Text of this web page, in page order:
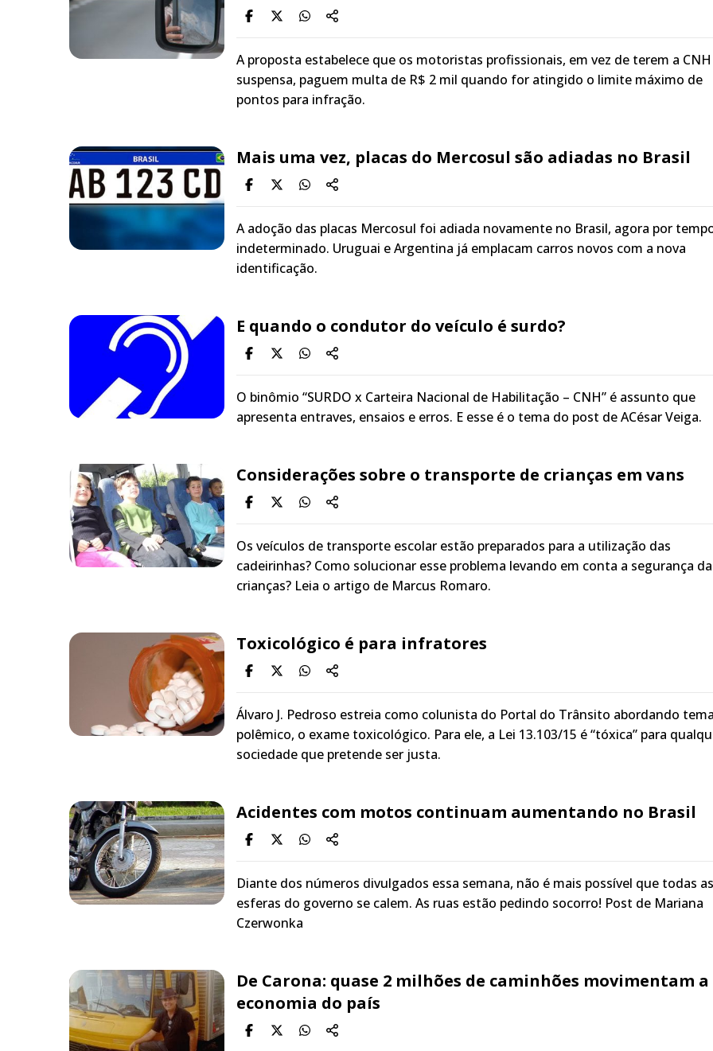
A proposta estabelece que os motoristas profissionais, em vez de terem a CNH
suspensa, paguem multa de R$ 2 mil quando for atingido o limite máximo de
pontos para infração.
Mais uma vez, placas do Mercosul são adiadas no Brasil
A adoção das placas Mercosul foi adiada novamente no Brasil, agora por
indeterminado. Uruguai e Argentina já emplacam carros novos com a nova
identificação.
E quando o condutor do veículo é surdo?
O binômio “SURDO x Carteira Nacional de Habilitação – CNH” é assunto que
apresenta entraves, ensaios e erros. E esse é o tema do post de ACésar Veiga.
Considerações sobre o transporte de crianças em vans
Os veículos de transporte escolar estão preparados para a utilização das
cadeirinhas? Como solucionar esse problema levando em conta a segurança
crianças? Leia o artigo de Marcus Romaro.
Toxicológico é para infratores
Álvaro J. Pedroso estreia como colunista do Portal do Trânsito abordando
polêmico, o exame toxicológico. Para ele, a Lei 13.103/15 é “tóxica” para
sociedade que pretende ser justa.
Acidentes com motos continuam aumentando no Brasil
Diante dos números divulgados essa semana, não é mais possível que todas as
esferas do governo se calem. As ruas estão pedindo socorro! Post de Mariana
Czerwonka
De Carona: quase 2 milhões de caminhões movimentam a
economia do país